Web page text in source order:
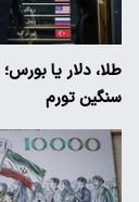
طلا، دلار یا
سنگین تورم